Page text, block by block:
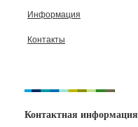
Информация
Контакты
Контактная информация